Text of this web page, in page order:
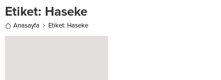
Etiket: Haseke
Anasayfa Etiket: Haseke